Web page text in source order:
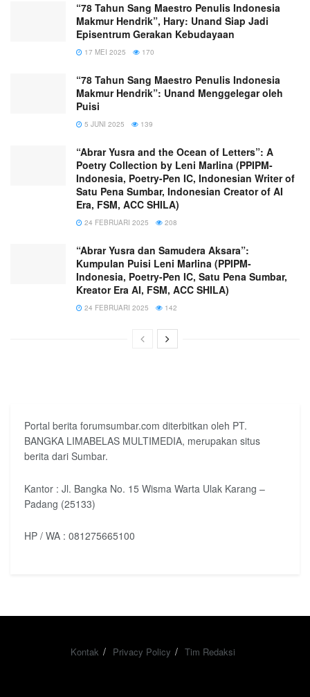
“78 Tahun Sang Maestro Penulis Indonesia
Makmur Hendrik”, Hary: Unand Siap Jadi
Episentrum Gerakan Kebudayaan
17 MEI 2025 170
“78 Tahun Sang Maestro Penulis Indonesia
Makmur Hendrik”: Unand Menggelegar oleh
Puisi
5 JUNI 2025 139
“Abrar Yusra and the Ocean of Letters”: A
Poetry Collection by Leni Marlina (PPIPM-
Indonesia, Poetry-Pen IC, Indonesian Writer of
Satu Pena Sumbar, Indonesian Creator of AI
Era, FSM, ACC SHILA)
24 FEBRUARI 2025 208
“Abrar Yusra dan Samudera Aksara”:
Kumpulan Puisi Leni Marlina (PPIPM-
Indonesia, Poetry-Pen IC, Satu Pena Sumbar,
Kreator Era AI, FSM, ACC SHILA)
24 FEBRUARI 2025 142
Portal berita forumsumbar.com diterbitkan oleh PT.
BANGKA LIMABELAS MULTIMEDIA, merupakan situs
berita dari Sumbar.
Kantor : Jl. Bangka No. 15 Wisma Warta Ulak Karang –
Padang (25133)
HP / WA : 081275665100
Kontak Privacy Policy Tim Redaksi